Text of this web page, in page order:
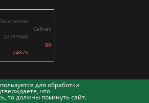
для обработки
что
то должны покинуть сайт.
22751548
24875
Сейчас
80